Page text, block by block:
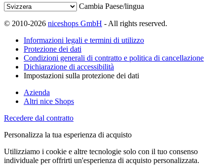
Cambia Paese/lingua
© 2010-2026 niceshops GmbH - All rights reserved.
Informazioni legali e termini di utilizzo
Protezione dei dati
Condizioni generali di contratto e politica di cancellazione
Dichiarazione di accessibilità
Impostazioni sulla protezione dei dati
Azienda
Altri nice Shops
Recedere dal contratto
Personalizza la tua esperienza di acquisto
Utilizziamo i cookie e altre tecnologie solo con il tuo consenso
individuale per offrirti un'esperienza di acquisto personalizzata.